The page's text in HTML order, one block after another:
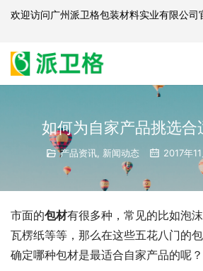
如何为自家产品挑选合
产品资讯 新闻动态 2017年
市面的包材有很多种，常见的比如泡
瓦楞纸等等，那么在这些五花八门的
确定哪种包材是最适合自家产品的呢？
欢迎访问广州派卫格包装材料实业有限公司